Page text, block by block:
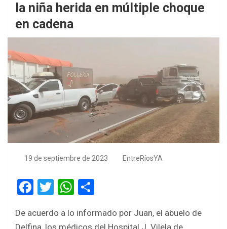
la niña herida en múltiple choque
en cadena
19 de septiembre de 2023 EntreRíosYA
F
ce
T
tt
W
at ar
De acuerdo a lo informado por Juan, el abuelo de